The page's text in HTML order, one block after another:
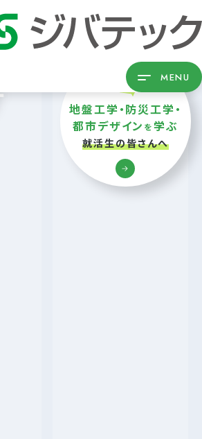
MENU
の
らしを
地盤工学・防災工学・
都市デザイン を学ぶ
就活生の皆さんへ